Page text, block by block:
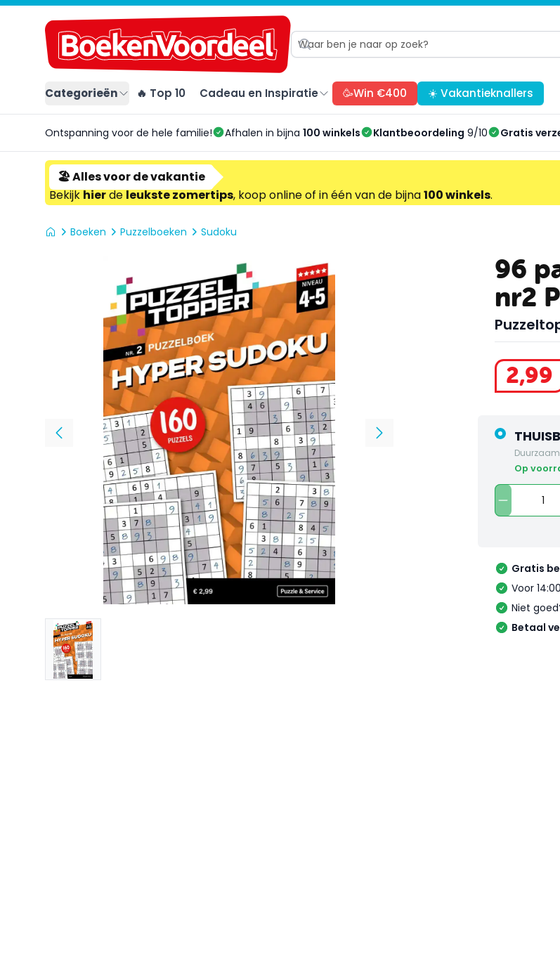
Categorieën 🔥 Top 10 Cadeau en Inspiratie 🥳Win €400 ☀️ Vakantieknallers
Ontspanning voor de hele familie! Afhalen in bijna 100 winkels Klantbeoordeling 9/10 Gratis
🏖️ Alles voor de vakantie
Bekijkhierdeleukste zomertips, koop online of in één van de bijna100 winkels.
Boeken Puzzelboeken Sudoku
96
nr2
2,99
op
Gratis
Voor
Niet
Betaal